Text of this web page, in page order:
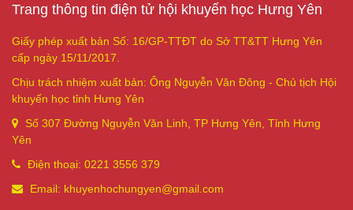
Trang thông tin điện tử hội khuyến học Hưng Yên
Giấy phép xuất bản Số: 16/GP-TTĐT do Sở TT&TT Hưng Yên
cấp ngày 15/11/2017.
Chịu trách nhiệm xuất bản: Ông Nguyễn Văn Đông - Chủ tịch Hội
khuyến học tỉnh Hưng Yên
Số 307 Đường Nguyễn Văn Linh, TP Hưng Yên, Tỉnh Hưng
Yên
Điện thoại: 0221 3556 379
Email: khuyenhochungyen@gmail.com